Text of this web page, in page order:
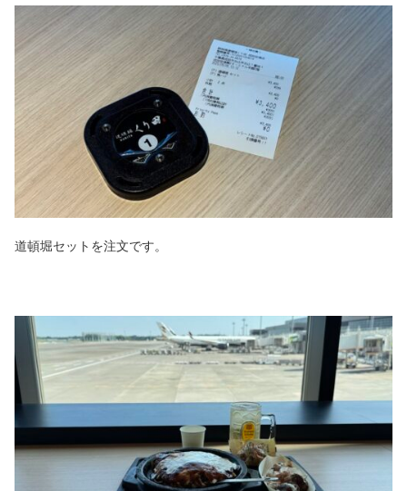
道頓堀セットを注文です。